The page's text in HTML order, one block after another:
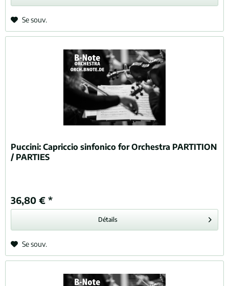
Se souv.
Puccini:Capriccio sinfonico for Orchestra PARTITION
/ PARTIES
36,80 € *
Détails
Se souv.